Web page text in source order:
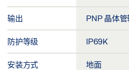
输出 PNP 晶体
防护等级 IP69K
安装方式 地面